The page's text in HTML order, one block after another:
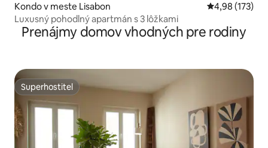
Kondo v meste Lisabon Priemerné
4,98 (173)
Luxusný pohodlný apartmán s 3 lôžkami
Prenájmy domov vhodných pre rodiny
Superhostiteľ
Superhostiteľ